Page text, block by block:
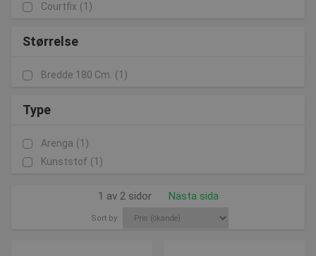
Courtfix (1)
Størrelse
Bredde 180 Cm. (1)
Type
Arenga (1)
Kunststof (1)
1 av 2 sidor Nästa sida
Sort by: